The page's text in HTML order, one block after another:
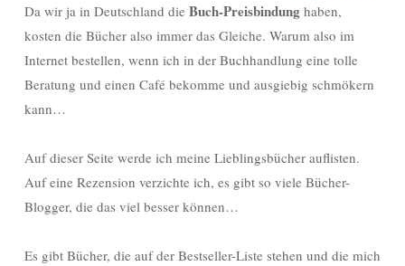
Da wir ja in Deutschland die Buch-Preisbindung haben,
kosten die Bücher also immer das Gleiche. Warum also im
Internet bestellen, wenn ich in der Buchhandlung eine tolle
Beratung und einen Café bekomme und ausgiebig schmökern
kann…
Auf dieser Seite werde ich meine Lieblingsbücher auflisten.
Auf eine Rezension verzichte ich, es gibt so viele Bücher-
Blogger, die das viel besser können…
Es gibt Bücher, die auf der Bestseller-Liste stehen und die mich